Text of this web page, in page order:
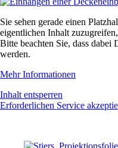
Sie sehen gerade einen
eigentlichen Inhalt
Bitte beachten Sie, dass dabei
werden.
Mehr Informationen
Inhalt entsperren
Erforderlichen Service